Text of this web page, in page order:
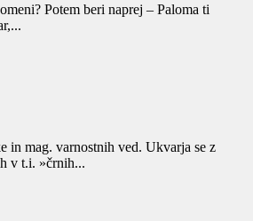
Potem beri naprej – Paloma ti
in mag. varnostnih ved. Ukvarja se z
v t.i. »črnih...